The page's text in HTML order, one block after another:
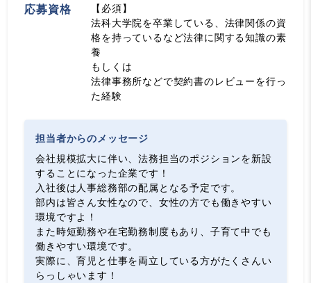
応募資格
【必須】
法科大学院を卒業している、法律関係の資
格を持っているなど法律に関する知識の素
養
もしくは
法律事務所などで契約書のレビューを行っ
た経験
担当者からのメッセージ
会社規模拡大に伴い、法務担当のポジションを新設
することになった企業です！
入社後は人事総務部の配属となる予定です。
部内は皆さん女性なので、女性の方でも働きやすい
環境ですよ！
また時短勤務や在宅勤務制度もあり、子育て中でも
働きやすい環境です。
実際に、育児と仕事を両立している方がたくさんい
らっしゃいます！